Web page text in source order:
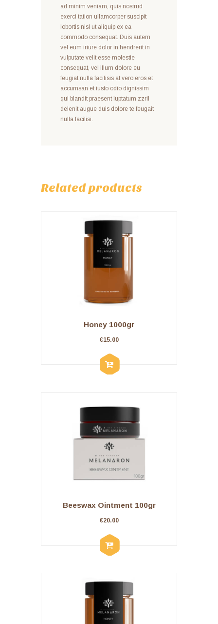
ad minim veniam, quis nostrud
exerci tation ullamcorper suscipit
lobortis nisl ut aliquip ex ea
commodo consequat. Duis autem
vel eum iriure dolor in hendrerit in
vulputate velit esse molestie
consequat, vel illum dolore eu
feugiat nulla facilisis at vero eros et
accumsan et iusto odio dignissim
qui blandit praesent luptatum zzril
delenit augue duis dolore te feugait
nulla facilisi.
Related products
Honey 1000gr
€15.00
Beeswax Ointment 100gr
€20.00